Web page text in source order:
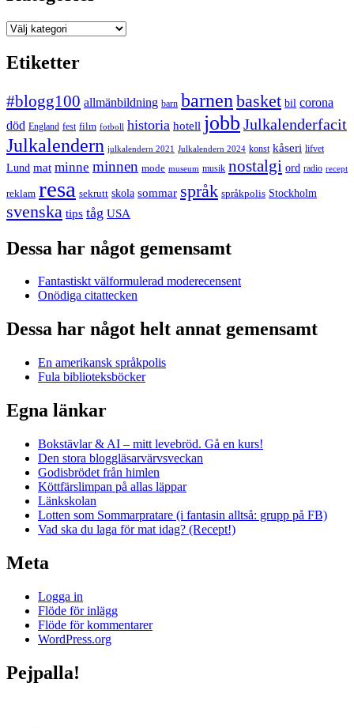
Kategorier
Etiketter
#blogg100 allmänbildning barn barnen basket bil corona
död England fest film fotboll historia hotell jobb Julkalenderfacit
Julkalendern julkalendern 2021 Julkalendern 2024 konst kåseri lifvet
Lund mat minne minnen mode museum musik nostalgi ord radio recept
reklam resa sekrutt skola sommar språk språkpolis Stockholm
svenska tips tåg USA
Dessa har något gemensamt
Fantastiskt välformulerad moderecensent
Onödiga citattecken
Dessa har något helt annat gemensamt
En amerikansk språkpolis
Fula biblioteksböcker
Egna länkar
Bokstävlar & AI – mitt levebröd. Gå en kurs!
Den stora bloggläsarvärvsveckan
Godisbrödet från himlen
Köttfärslimpan på allas läppar
Länkskolan
Lotten som Sommarpratare (i fantasin alltså: grupp på FB)
Vad ska du laga för mat idag? (Recept!)
Meta
Logga in
Flöde för inlägg
Flöde för kommentarer
WordPress.org
Pejpalla!